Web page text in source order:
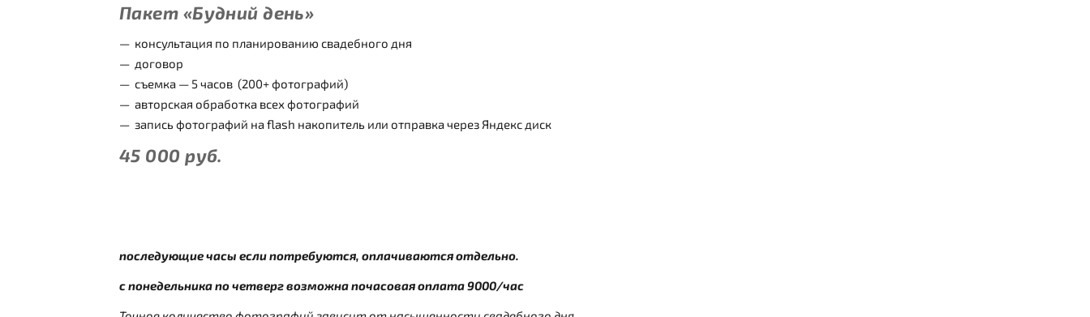
Пакет «Будний день»
консультация по планированию свадебного дня
договор
съемка — 5 часов (200+ фотографий)
авторская обработка всех фотографий
запись фотографий на flash накопитель или отправка через Яндекс диск
45 000 руб.
последующие часы если потребуются, оплачиваются отдельно.
с понедельника по четверг возможна почасовая оплата 9000/час